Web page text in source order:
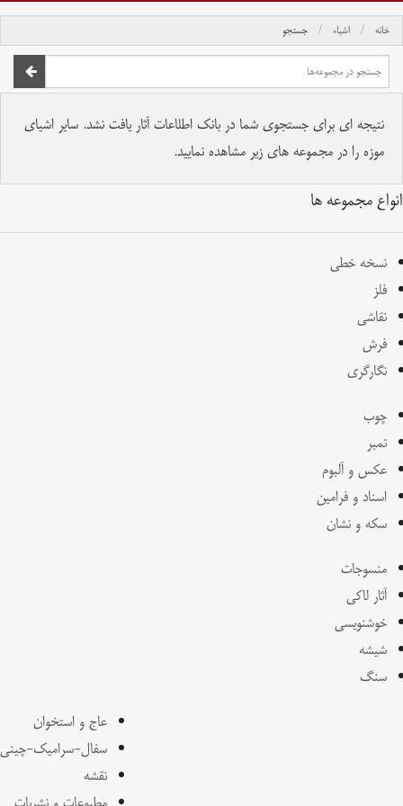
خانه اشیاء جستجو
نتیجه ای برای جستجوی شما در بانک اطلاعات آثار یافت نشد. سایر اشیای
موزه را در مجموعه های زیر مشاهده نمایید.
انواع مجموعه ها
نسخه خطی
فلز
نقاشی
فرش
نگارگری
چوب
تمبر
عکس و آلبوم
اسناد و فرامین
سکه و نشان
منسوجات
آثار لاکی
خوشنویسی
شیشه
سنگ
عاج و استخوان
سفال-سرامیک-چینی
نقشه
تمام حقوق برای موسسه کتابخانه و موزه ملی ملک محفوظ است.